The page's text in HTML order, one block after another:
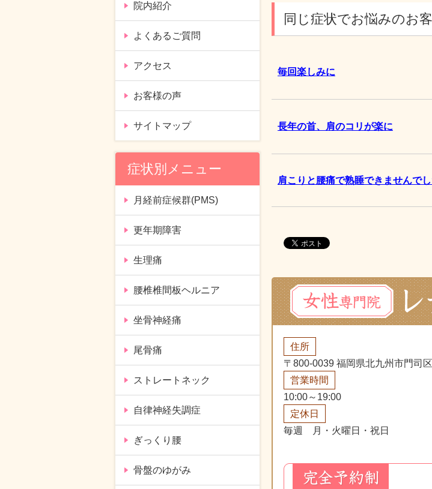
同じ症状でお悩みのお
毎回楽しみに
長年の首、肩のコリが楽に
肩こりと腰痛で熟睡できませんで
住所
〒800-0039 福岡県北九州市門司
営業時間
10:00～19:00
定休日
毎週 月・火曜日・祝日
院内紹介
よくあるご質問
アクセス
お客様の声
サイトマップ
症状別メニュー
月経前症候群(PMS)
更年期障害
生理痛
腰椎椎間板ヘルニア
坐骨神経痛
尾骨痛
ストレートネック
自律神経失調症
ぎっくり腰
骨盤のゆがみ